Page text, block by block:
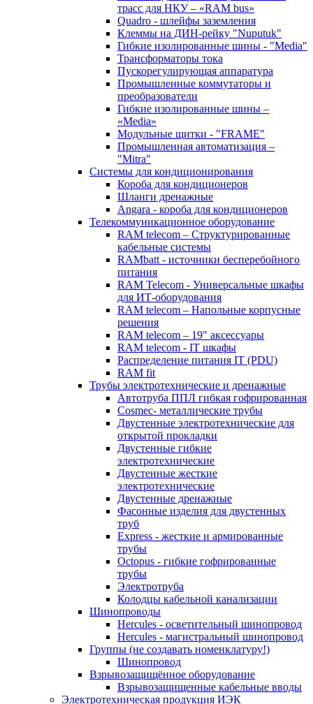
трасс для НКУ – «RAM bus»
Quadro - шлейфы заземления
Клеммы на ДИН-рейку "Nuputuk"
Гибкие изолированные шины - "Media"
Трансформаторы тока
Пускорегулирующая аппаратура
Промышленные коммутаторы и
преобразователи
Гибкие изолированные шины –
«Media»
Модульные щитки - "FRAME"
Промышленная автоматизация –
"Mitra"
Системы для кондиционирования
Короба для кондиционеров
Шланги дренажные
Angara - короба для кондиционеров
Телекоммуникационное оборудование
RAM telecom – Структурированные
кабельные системы
RAMbatt - источники бесперебойного
питания
RAM Telecom - Универсальные шкафы
для ИТ-оборудования
RAM telecom – Напольные корпусные
решения
RAM telecom – 19" аксессуары
RAM telecom - IT шкафы
Распределение питания IT (PDU)
RAM fit
Трубы электротехнические и дренажные
Автотруба ППЛ гибкая гофрированная
Cosmec- металлические трубы
Двустенные электротехнические для
открытой прокладки
Двустенные гибкие
электротехнические
Двустенные жесткие
электротехнические
Двустенные дренажные
Фасонные изделия для двустенных
труб
Express - жесткие и армированные
трубы
Octopus - гибкие гофрированные
трубы
Электротруба
Колодцы кабельной канализации
Шинопроводы
Hercules - осветительный шинопровод
Hercules - магистральный шинопровод
Группы (не создавать номенклатуру!)
Шинопровод
Взрывозащищённое оборудование
Взрывозащищенные кабельные вводы
Электротехническая продукция ИЭК